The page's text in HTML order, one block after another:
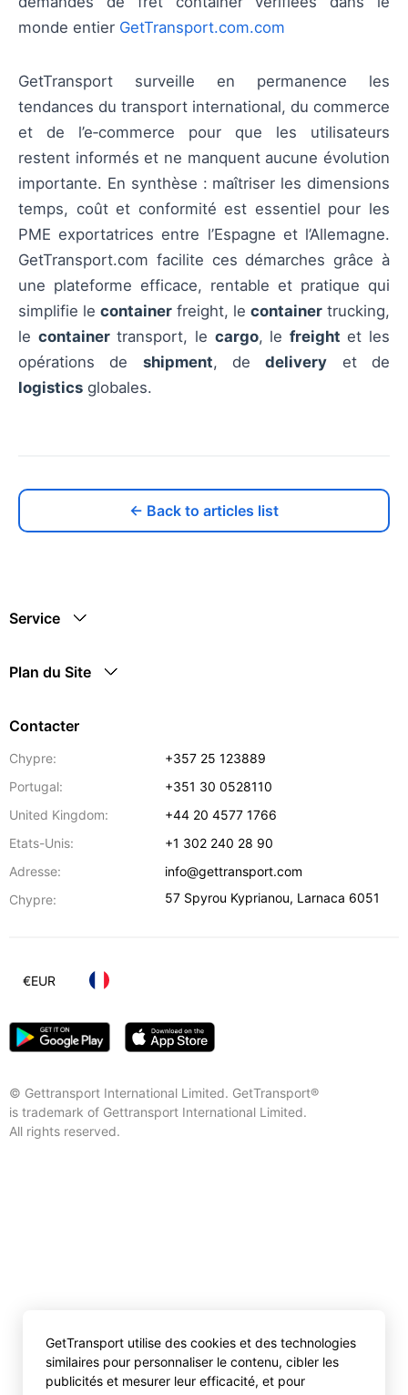
monde entier GetTransport.com.com
GetTransport surveille en permanence les
tendances du transport international, du commerce
et de l’e‑commerce pour que les utilisateurs
restent informés et ne manquent aucune évolution
importante. En synthèse : maîtriser les dimensions
temps, coût et conformité est essentiel pour les
PME exportatrices entre l’Espagne et l’Allemagne.
GetTransport.com facilite ces démarches grâce à
une plateforme efficace, rentable et pratique qui
simplifie le container freight, le container trucking,
le containertransport, le cargo, le freight et les
opérations de shipment, dedelivery et de
logistics globales.
← Back to articles list
Service
Plan du Site
Contacter
Chypre:
+357 25 123889
Portugal:
+351 30 0528110
United Kingdom:
+44 20 4577 1766
Etats-Unis:
+1 302 240 28 90
Adresse:
info@gettransport.com
Chypre:
57 Spyrou Kyprianou, Larnaca 6051
© Gettransport International Limited. GetTransport®
is trademark of Gettransport International Limited.
All rights reserved.
€EUR
GetTransport utilise des cookies et des technologies
similaires pour personnaliser le contenu, cibler les
publicités et mesurer leur efficacité, et pour